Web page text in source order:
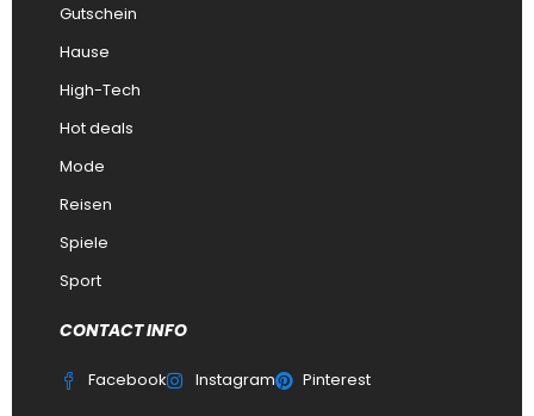
Gutschein
Hause
High-Tech
Hot deals
Mode
Reisen
Spiele
Sport
CONTACT INFO
Facebook Instagram Pinterest